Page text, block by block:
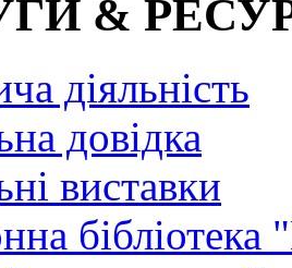
&
діяльність
довідка
виставки